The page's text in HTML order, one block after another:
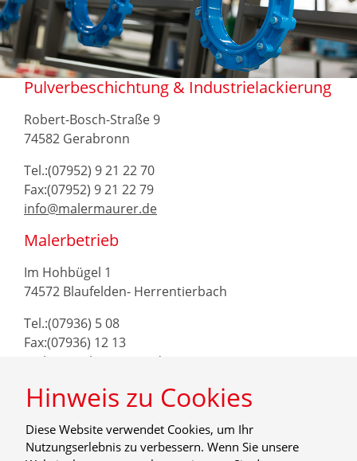
Pulverbeschichtung & Industrielackierung
Robert-Bosch-Straße 9
74582 Gerabronn
Tel.:(07952) 9 21 22 70
Fax:(07952) 9 21 22 79
info@malermaurer.de
Malerbetrieb
Im Hohbügel 1
74572 Blaufelden- Herrentierbach
Tel.:(07936) 5 08
Fax:(07936) 12 13
maler@malermaurer.de
Hinweis zu Cookies
Diese Website verwendet Cookies, um Ihr
Nutzungserlebnis zu verbessern. Wenn Sie unsere